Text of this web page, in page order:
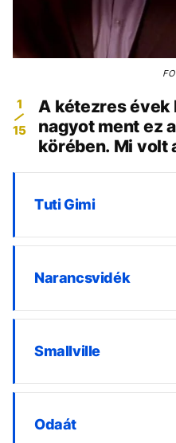
1
15
A kétezres évek
nagyot ment ez
körében. Mi volt
Tuti Gimi
Narancsvidék
Smallville
Odaát